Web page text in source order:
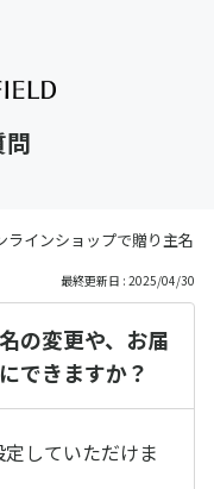
問
ラインショップで贈り主名
最終更新日 : 2025/04/30
の変更や、お届
できますか？
していただけま